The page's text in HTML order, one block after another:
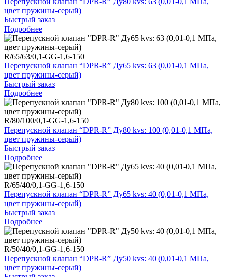
цвет пружины-серый)
Быстрый заказ
Подробнее
R/65/63/0,1-GG-1,6-150
Перепускной клапан “DPR-R” Ду65 kvs: 63 (0,01-0,1 МПа,
цвет пружины-серый)
Быстрый заказ
Подробнее
R/80/100/0,1-GG-1,6-150
Перепускной клапан “DPR-R” Ду80 kvs: 100 (0,01-0,1 МПа,
цвет пружины-серый)
Быстрый заказ
Подробнее
R/65/40/0,1-GG-1,6-150
Перепускной клапан “DPR-R” Ду65 kvs: 40 (0,01-0,1 МПа,
цвет пружины-серый)
Быстрый заказ
Подробнее
R/50/40/0,1-GG-1,6-150
Перепускной клапан “DPR-R” Ду50 kvs: 40 (0,01-0,1 МПа,
цвет пружины-серый)